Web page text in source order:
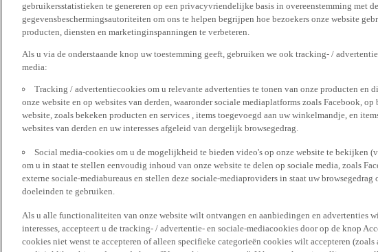
gebruikersstatistieken te genereren op een privacyvriendelijke basis in overeenstemming met
gegevensbeschermingsautoriteiten om ons te helpen begrijpen hoe bezoekers onze website
producten, diensten en marketinginspanningen te verbeteren.
Als u via de onderstaande knop uw toestemming geeft, gebruiken we ook tracking- /
media:
Tracking / advertentiecookies om u relevante advertenties te tonen van onze producten en
onze website en op websites van derden, waaronder sociale mediaplatforms zoals Facebook, op
website, zoals bekeken producten en services , items toegevoegd aan uw winkelmandje, en
websites van derden en uw interesses afgeleid van dergelijk browsegedrag.
Social media-cookies om u de mogelijkheid te bieden video's op onze website te bekijken
om u in staat te stellen eenvoudig inhoud van onze website te delen op sociale media, zoals
externe sociale-mediabureaus en stellen deze sociale-mediaproviders in staat uw
doeleinden te gebruiken.
Als u alle functionaliteiten van onze website wilt ontvangen en aanbiedingen en advertenties
interesses, accepteert u de tracking- / advertentie- en sociale-mediacookies door op de knop
cookies niet wenst te accepteren of alleen specifieke categorieën cookies wilt accepteren